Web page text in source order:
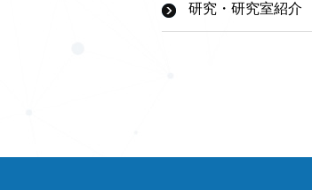
研究・研究室紹介